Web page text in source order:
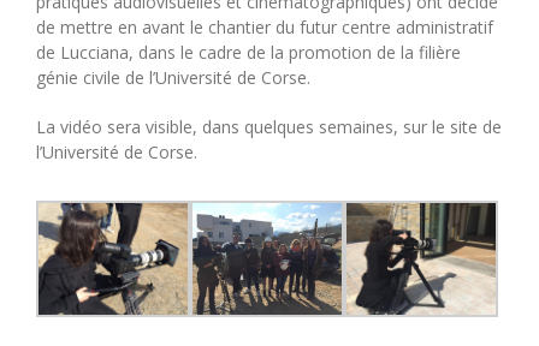
de mettre en avant le chantier du futur centre administratif
de Lucciana, dans le cadre de la promotion de la filière
génie civile de l’Université de Corse.
La vidéo sera visible, dans quelques semaines, sur le site de
l’Université de Corse.